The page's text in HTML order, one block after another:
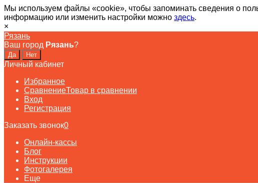
Мы используем файлы «cookie», чтобы запоминать сведения о
информацию или изменить настройки можно здесь.
×
Рязань
Ваш город Рязань?
Личный кабинет
Избранное
СравнениеТовар в сравнении
Вход
Регистрация
Заказать звонок0
Онлайн-кассы
Блог
Инструкции
Фотогалерея
Еще